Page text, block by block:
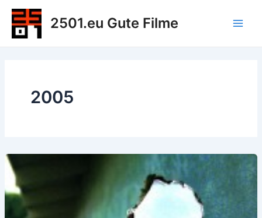
Zum
Inhalt
springen
2501.eu Gute Filme
2005